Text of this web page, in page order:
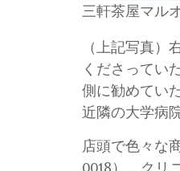
三軒茶屋マル
（上記写真
くださってい
側に勧めてい
近隣の大学病
店頭で色々な
0018）、クリ